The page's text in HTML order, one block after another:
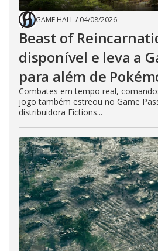
GAME HALL/ 04/08/2026
Beast of
disponível e leva a
para além de
Combates em tempo real,
jogo também estreou no Game
distribuidora Fictions...